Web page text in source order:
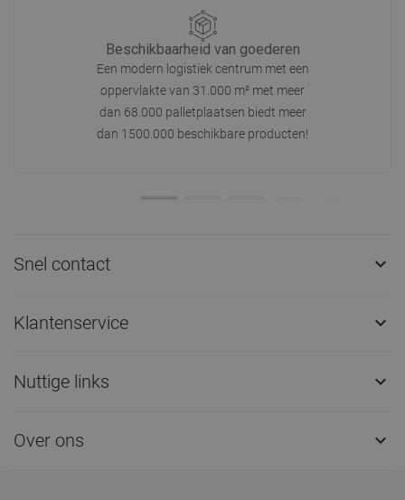
Beschikbaarheid van goederen
Een modern logistiek centrum met een
oppervlakte van 31.000 m² met meer
dan 68.000 palletplaatsen biedt meer
dan 1500.000 beschikbare producten!
Snel contact 
Klantenservice 
Nuttige links 
Over ons 